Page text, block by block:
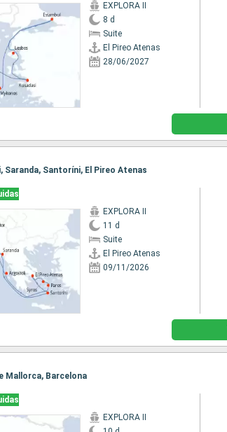
EXPLORA II
8 d
Suite
El Pireo Atenas
28/06/2027
Santoríni, El Pireo Atenas
EXPLORA II
11 d
Suite
El Pireo Atenas
09/11/2026
Mallorca, Barcelona
EXPLORA II